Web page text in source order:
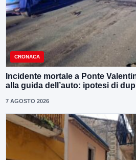
CRONACA
Incidente mortale a Ponte
alla guida dell’auto: ipotesi di
7 AGOSTO 2026